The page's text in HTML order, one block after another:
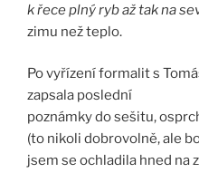
k řece plný ryb až tak na
zimu než teplo.
Po vyřízení formalit s
zapsala poslední
poznámky do sešitu,
(to nikoli dobrovolně, ale
jsem se ochladila hned na